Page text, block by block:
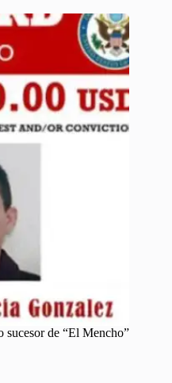
sucesor de “El Mencho”